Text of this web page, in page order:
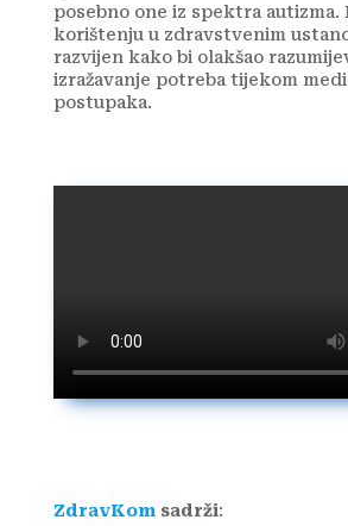
posebno one iz spektra autizma.
korištenju u zdravstvenim
razvijen kako bi olakšao
izražavanje potreba tijekom
postupaka.
ZdravKom sadrži: